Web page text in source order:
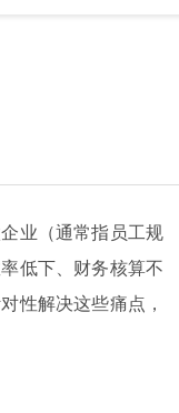
业（通常指员工规
低下、财务核算不
性解决这些痛点，